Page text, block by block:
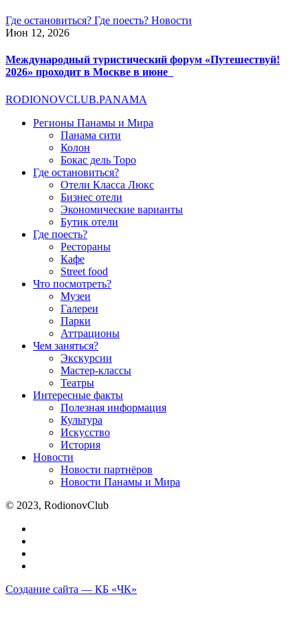
Где остановиться? Где поесть? Новости
Июн 12, 2026
Международный туристический форум «Путешествуй!
2026» проходит в Москве в июне
RODIONOVCLUB.PANAMA
Регионы Панамы и Мира
Панама сити
Колон
Бокас дель Торо
Где остановиться?
Отели Класса Люкс
Бизнес отели
Экономические варианты
Бутик отели
Где поесть?
Рестораны
Кафе
Street food
Что посмотреть?
Музеи
Галереи
Парки
Аттрационы
Чем заняться?
Экскурсии
Мастер-классы
Театры
Интересные факты
Полезная информация
Культура
Искусство
История
Новости
Новости партнёров
Новости Панамы и Мира
© 2023, RodionovClub
Создание сайта — КБ «ЧК»